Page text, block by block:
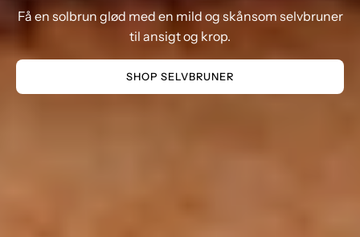
Få en solbrun glød med en mild og skånsom selvbruner
til ansigt og krop.
SHOP SELVBRUNER